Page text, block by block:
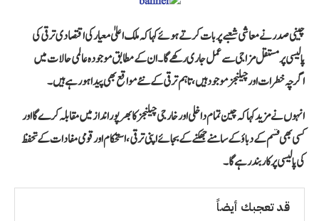
چینی صدر نے معاشی شعبے پر بات کرتے ہوئے کہا کہ ملک اعلیٰ معیار کی اقتصادی ترقی کی
پالیسی پر مستقل مزاجی سے عمل جاری رکھے گا۔ ان کے مطابق موجودہ عالمی حالات میں
اگرچہ خطرات اور چیلنجز موجود ہیں، تاہم ترقی کے نئے مواقع بھی پیدا ہو رہے ہیں۔
انہوں نے مزید کہا کہ چین تمام داخلی اور خارجی چیلنجز کا بھرپور انداز میں مقابلہ کرے گا اور
کسی بھی قسم کے دباؤ کے سامنے جھکنے کے بجائے اپنی ترقی، استحکام اور قومی مفادات کے تحفظ
کی پالیسی پر کاربند رہے گا۔
قد تعجبك أيضاً